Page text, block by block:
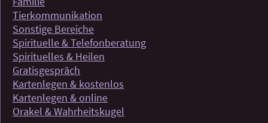
Tierkommunikation
Sonstige Bereiche
Spirituelle & Telefonberatung
Spirituelles & Heilen
Gratisgespräch
Kartenlegen & kostenlos
Kartenlegen & online
Orakel & Wahrheitskugel